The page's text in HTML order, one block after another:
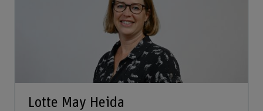
Lotte May Heida